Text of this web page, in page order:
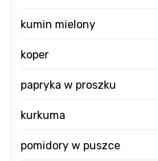
kumin mielony
koper
papryka w proszku
kurkuma
pomidory w puszce